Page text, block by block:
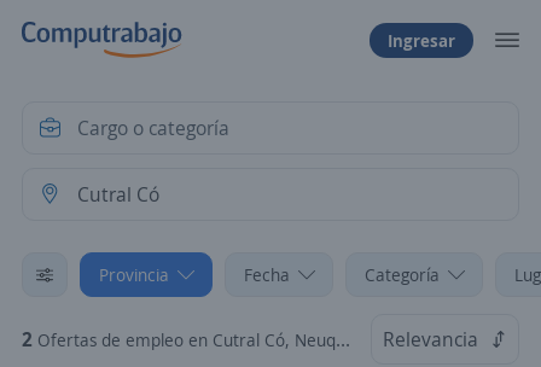
Ingresar
Provincia Fecha Categoría
2 Ofertas de empleo en Cutral Có, Neuquén Relevancia